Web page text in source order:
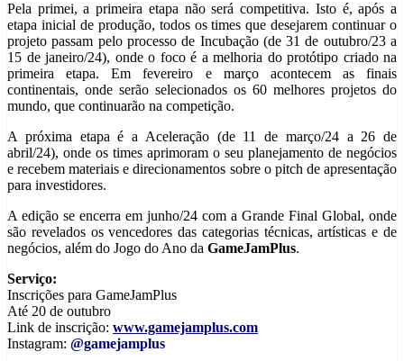
Pela primei, a primeira etapa não será competitiva. Isto é, após a
etapa inicial de produção, todos os times que desejarem continuar o
projeto passam pelo processo de Incubação (de 31 de outubro/23 a
15 de janeiro/24), onde o foco é a melhoria do protótipo criado na
primeira etapa. Em fevereiro e março acontecem as finais
continentais, onde serão selecionados os 60 melhores projetos do
mundo, que continuarão na competição.
A próxima etapa é a Aceleração (de 11 de março/24 a 26 de
abril/24), onde os times aprimoram o seu planejamento de negócios
e recebem materiais e direcionamentos sobre o pitch de apresentação
para investidores.
A edição se encerra em junho/24 com a Grande Final Global, onde
são revelados os vencedores das categorias técnicas, artísticas e de
negócios, além do Jogo do Ano da GameJamPlus.
Serviço:
Inscrições para GameJamPlus
Até 20 de outubro
Link de inscrição: www.gamejamplus.com
Instagram: @gamejamplus